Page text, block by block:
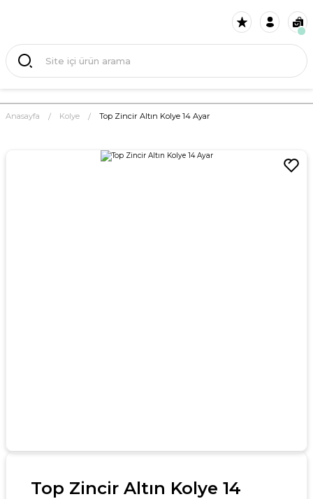
Anasayfa Kolye Top Zincir Altın Kolye 14 Ayar
Top Zincir Altın Kolye 14